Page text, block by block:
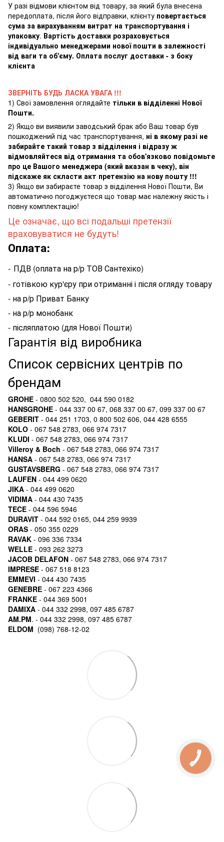
У разі відмови клієнтом від товару, за який була внесена
передоплата, після його відправки, клієнту повертається
сума за вирахуванням витрат на транспортування і
упаковку. Вартість доставки розраховується
індивідуально менеджерами нової пошти в залежності
від ваги та об'єму. Оплата послуг доставки - з боку
клієнта
ЗВЕРНІТЬ БУДЬ ЛАСКА УВАГА !!!
1) Свої замовлення оглядайте тільки в відділенні Нової
Пошти.
2) Якщо ви виявили заводський брак або Ваш товар був
пошкоджений під час транспортування, ні в якому разі не
забирайте такий товар з відділення і відразу ж
відмовляйтеся від отримання та обов'язково повідомьте
про це Вашого менеджера (який вказан в чеку), він
підскаже як скласти акт претензію на нову пошту !!!
3) Якщо ви забираєте товар з відділення Нової Пошти, Ви
автоматично погоджуєтеся що товар має належну якість і
повну комплектацію!
Це означає, що всі подальші претензії
враховуватися не будуть!
Оплата:
- ПДВ (оплата на р/р ТОВ Сантехіко)
- готівкою кур'єру при отриманні і після огляду товару
- на р/р Приват Банку
- на р/р монобанк
- післяплатою (для Нової Пошти)
Гарантія від виробника
Список сервісних центрів по
брендам
GROHE - 0800 502 520, 044 590 0182
HANSGROHE - 044 337 00 67, 068 337 00 67, 099 337 00 67
GEBERIT - 044 251 1703, 0 800 502 606, 044 428 6555
KOLO - 067 548 2783, 066 974 7317
KLUDI - 067 548 2783, 066 974 7317
Villeroy & Boch - 067 548 2783, 066 974 7317
HANSA - 067 548 2783, 066 974 7317
GUSTAVSBERG - 067 548 2783, 066 974 7317
LAUFEN - 044 499 0620
JIKA - 044 499 0620
VIDIMA - 044 430 7435
TECE - 044 596 5946
DURAVIT - 044 592 0165, 044 259 9939
ORAS - 050 355 0229
RAVAK - 096 336 7334
WELLE - 093 262 3273
JACOB DELAFON - 067 548 2783, 066 974 7317
IMPRESE - 067 518 8123
EMMEVI - 044 430 7435
GENEBRE - 067 223 4366
FRANKE - 044 369 5001
DAMIXA - 044 332 2998, 097 485 6787
AM.PM. - 044 332 2998, 097 485 6787
ELDOM (098) 768-12-02